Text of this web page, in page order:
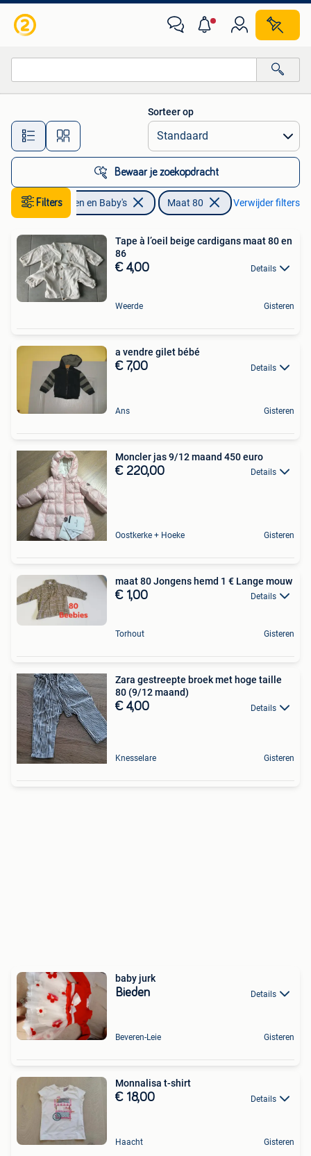
Alle afstanden…
Sorteer op
Bewaar je zoekopdracht
Filters
Kinderen en Baby's Maat 80 Verwijder filters
Tape à l’oeil beige cardigans maat 80 en
86
€ 4,00 Details
Weerde Gisteren
a vendre gilet bébé
€ 7,00 Details
Ans Gisteren
Moncler jas 9/12 maand 450 euro
€ 220,00 Details
Oostkerke + Hoeke Gisteren
maat 80 Jongens hemd 1 € Lange mouw
€ 1,00 Details
Torhout Gisteren
Zara gestreepte broek met hoge taille
80 (9/12 maand)
€ 4,00 Details
Knesselare Gisteren
baby jurk
Bieden Details
Beveren-Leie Gisteren
Monnalisa t-shirt
€ 18,00 Details
Haacht Gisteren